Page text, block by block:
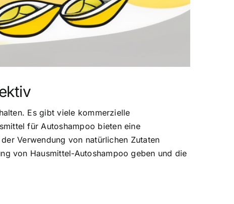
Es gibt viele kommerzielle
für Autoshampoo bieten eine
Verwendung von natürlichen Zutaten
von Hausmittel-Autoshampoo geben und die